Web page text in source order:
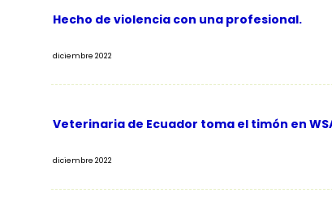
Hecho de violencia con una profesional.
diciembre 2022
Veterinaria de Ecuador toma el timón en
diciembre 2022